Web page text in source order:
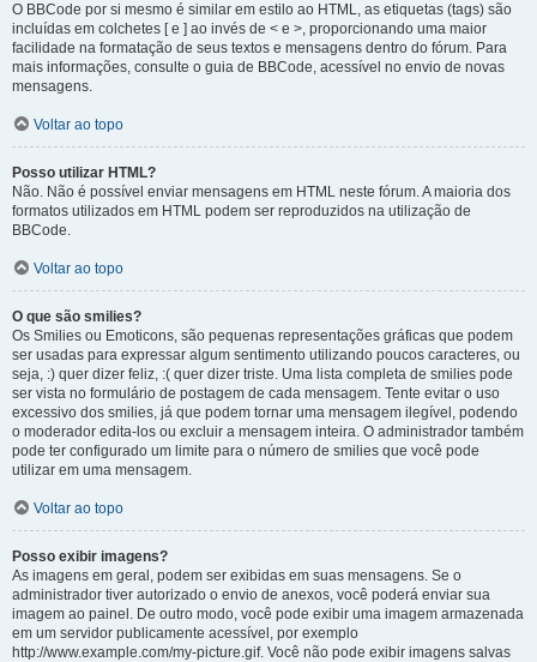
O BBCode por si mesmo é similar em estilo ao HTML, as etiquetas (tags) são
incluídas em colchetes [ e ] ao invés de < e >, proporcionando uma maior
facilidade na formatação de seus textos e mensagens dentro do fórum. Para
mais informações, consulte o guia de BBCode, acessível no envio de novas
mensagens.
Voltar ao topo
Posso utilizar HTML?
Não. Não é possível enviar mensagens em HTML neste fórum. A maioria dos
formatos utilizados em HTML podem ser reproduzidos na utilização de
BBCode.
Voltar ao topo
O que são smilies?
Os Smilies ou Emoticons, são pequenas representações gráficas que podem
ser usadas para expressar algum sentimento utilizando poucos caracteres, ou
seja, :) quer dizer feliz, :( quer dizer triste. Uma lista completa de smilies pode
ser vista no formulário de postagem de cada mensagem. Tente evitar o uso
excessivo dos smilies, já que podem tornar uma mensagem ilegível, podendo
o moderador edita-los ou excluir a mensagem inteira. O administrador também
pode ter configurado um limite para o número de smilies que você pode
utilizar em uma mensagem.
Voltar ao topo
Posso exibir imagens?
As imagens em geral, podem ser exibidas em suas mensagens. Se o
administrador tiver autorizado o envio de anexos, você poderá enviar sua
imagem ao painel. De outro modo, você pode exibir uma imagem armazenada
em um servidor publicamente acessível, por exemplo
http://www.example.com/my-picture.gif. Você não pode exibir imagens salvas